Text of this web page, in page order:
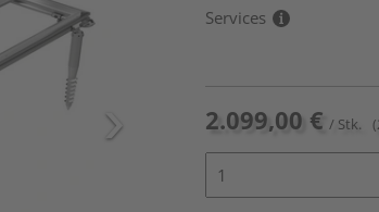
Services
2.099,00 € / Stk.